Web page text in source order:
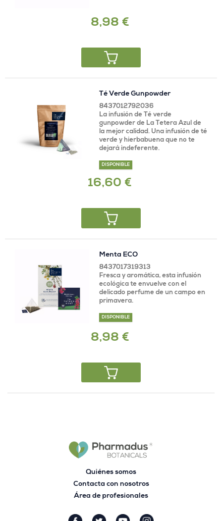
8,98 €
Té Verde Gunpowder
8437012792036
La infusión de Té verde
gunpowder de La Tetera Azul de
la mejor calidad. Una infusión de té
verde y hierbabuena que no te
dejará indeferente.
DISPONIBLE
16,60 €
Menta ECO
8437017319313
Fresca y aromática, esta infusión
ecológica te envuelve con el
delicado perfume de un campo en
primavera.
DISPONIBLE
8,98 €
Quiénes somos
Contacta con nosotros
Área de profesionales